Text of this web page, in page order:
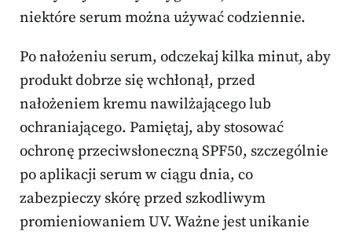
niektóre serum można używać codziennie.
Po nałożeniu serum, odczekaj kilka minut, aby
produkt dobrze się wchłonął, przed
nałożeniem kremu nawilżającego lub
ochraniającego. Pamiętaj, aby stosować
ochronę przeciwsłoneczną SPF50, szczególnie
po aplikacji serum w ciągu dnia, co
zabezpieczy skórę przed szkodliwym
promieniowaniem UV. Ważne jest unikanie